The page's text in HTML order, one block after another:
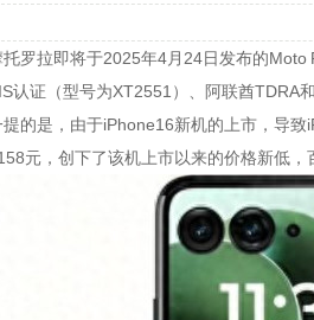
罗拉即将于2025年4月24日发布的
认证（型号为XT2551）、阿联酋TDRA
的是，由于iPhone16新机的上市，导
元，创下了该机上市以来的价格新低，